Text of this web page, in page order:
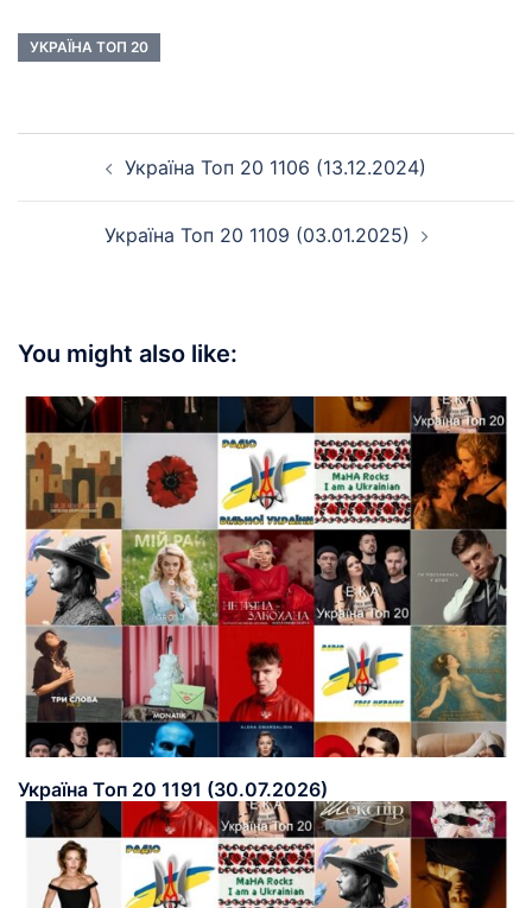
УКРАЇНА ТОП 20
navigationУкраїна Топ 20 1106 (13.12.2024)
Україна Топ 20 1109 (03.01.2025)
You might also like:
Україна Топ 20 1191 (30.07.2026)